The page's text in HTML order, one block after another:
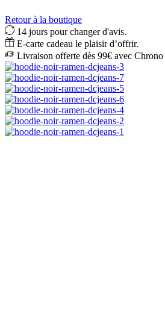
Retour à la boutique
14 jours pour changer d'avis.
E-carte cadeau le plaisir d’offrir.
Livraison offerte dès 99€ avec